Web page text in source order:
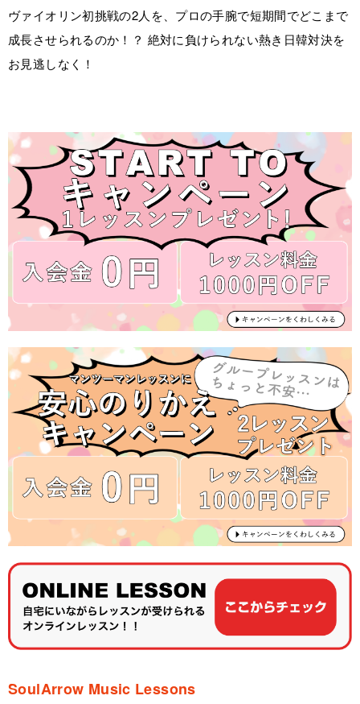
ヴァイオリン初挑戦の2人を、プロの手腕で短期間でどこまで
成長させられるのか！？ 絶対に負けられない熱き日韓対決を
お見逃しなく！
SoulArrow Music Lessons